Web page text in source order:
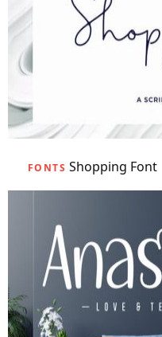
FONTS Shopping Font